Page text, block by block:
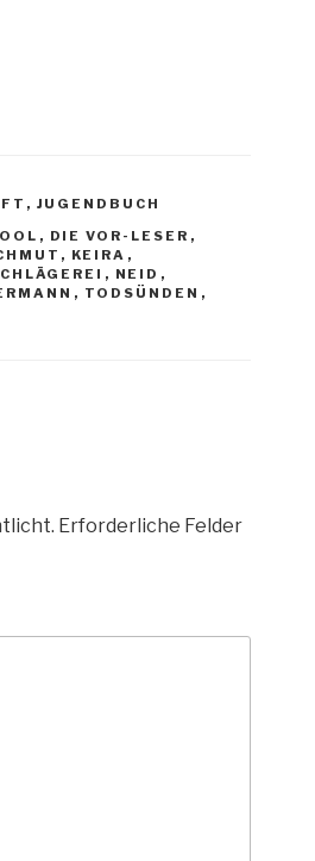
, JUGENDBUCH
, DIE VOR-LESER ,
, KEIRA ,
, NEID ,
, TODSÜNDEN ,
Erforderliche Felder